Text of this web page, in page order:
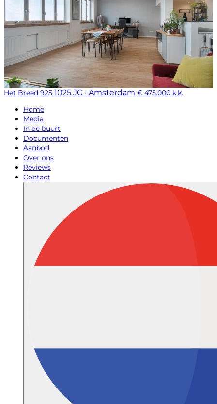
Het Breed 925 1025 JG · Amsterdam € 475.000 k.k.
Home
Media
In de buurt
Documenten
Aanbod
Over ons
Reviews
Contact